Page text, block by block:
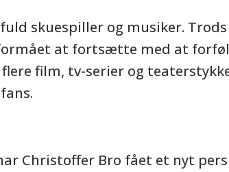
skuespiller og musiker.
at fortsætte med at
film, tv-serier og
Christoffer Bro fået et nyt